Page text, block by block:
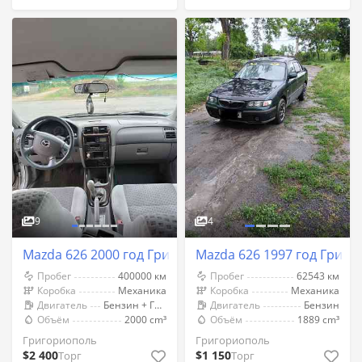
9
Mazda 626 2000 год Григориополь
Пробег
400000 км
Коробка
Механика
Двигатель
Бензин + Газ (Метан)
Объём
2000 cm³
Григориополь
$2 400Торг
4
Mazda 626 1997 год
Пробег
62543 км
Коробка
Механика
Двигатель
Бензин
Объём
1889 cm³
Григориополь
$1 150Торг